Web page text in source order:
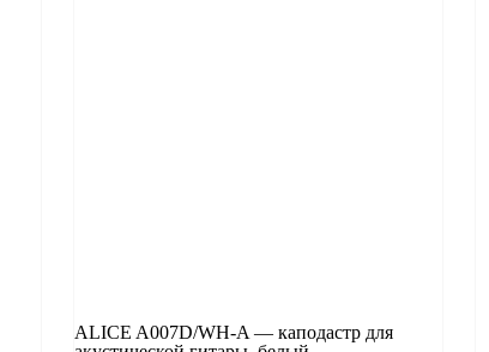
ALICE A007D/WH-A — каподастр для